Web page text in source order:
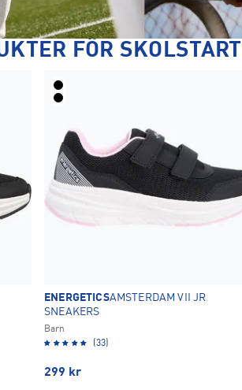
FÖR SKOLSTART
ENERGETICSAMSTERDAM VII JR
SNEAKERS
Barn
(33)
299 kr